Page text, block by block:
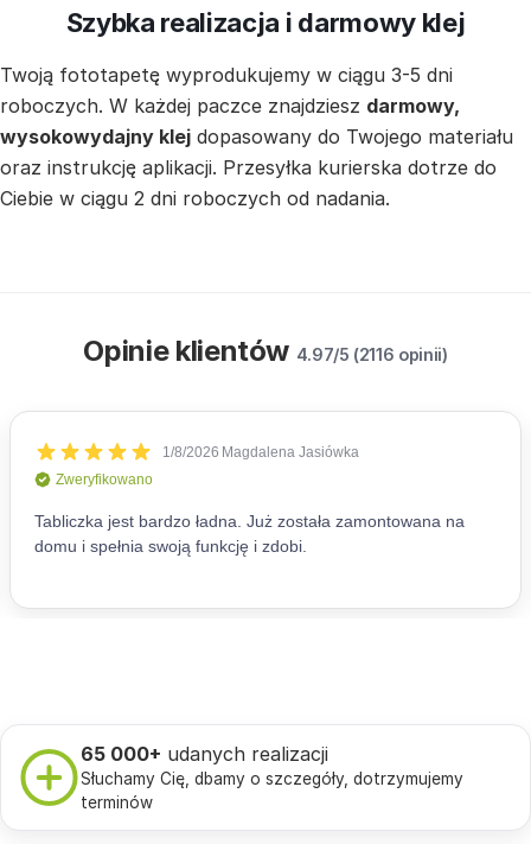
Szybka realizacja i darmowy klej
Twoją fototapetę wyprodukujemy w ciągu 3-5 dni
roboczych. W każdej paczce znajdziesz darmowy,
wysokowydajny klej dopasowany do Twojego materiału
oraz instrukcję aplikacji. Przesyłka kurierska dotrze do
Ciebie w ciągu 2 dni roboczych od nadania.
Opinie klientów 4.97/5 (2116 opinii)
65 000+ udanych realizacji
Słuchamy Cię, dbamy o szczegóły, dotrzymujemy
terminów